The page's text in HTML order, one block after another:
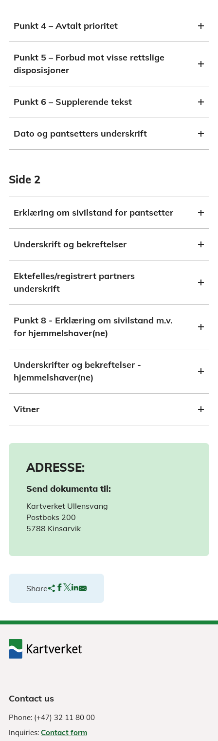
Punkt 4 – Avtalt prioritet
Punkt 5 – Forbud mot visse rettslige
disposisjoner
Punkt 6 – Supplerende tekst
Dato og pantsetters underskrift
Side 2
Erklæring om sivilstand for pantsetter
Underskrift og bekreftelser
Ektefelles/registrert partners
underskrift
Punkt 8 - Erklæring om sivilstand m.v.
for hjemmelshaver(ne)
Underskrifter og bekreftelser -
hjemmelshaver(ne)
Vitner
ADRESSE:
Send dokumenta til:
Kartverket Ullensvang
Postboks 200
5788 Kinsarvik
Share
Contact us
Phone: (+47) 32 11 80 00
Inquiries: Contact form